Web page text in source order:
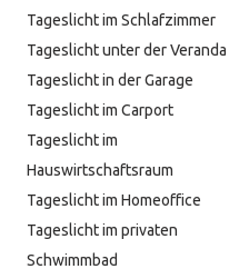
Tageslicht im Schlafzimmer
Tageslicht unter der Veranda
Tageslicht in der Garage
Tageslicht im Carport
Tageslicht im
Hauswirtschaftsraum
Tageslicht im Homeoffice
Tageslicht im privaten
Schwimmbad